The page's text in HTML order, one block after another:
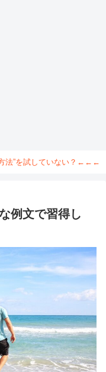
法”を試していない？←←←
例文で習得し